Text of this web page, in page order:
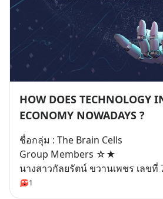
HOW DOES TECHNOLOGY
ECONOMY NOWADAYS ?
ชื่อกลุ่ม : The Brain Cells
Group Members ☆★
นางสาวกัลยรัตน์ ขวานเพชร เลขที่
1